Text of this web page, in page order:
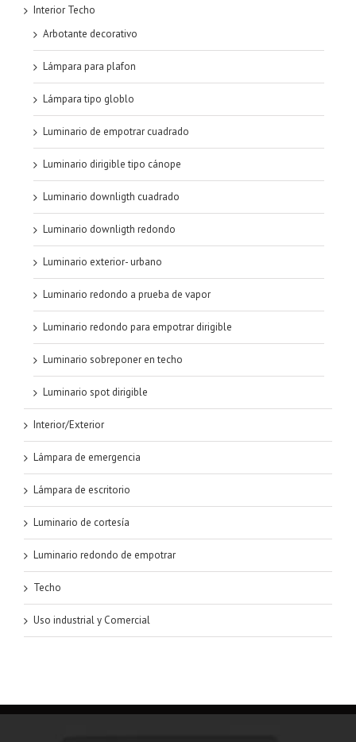
Interior Techo
Arbotante decorativo
Lámpara para plafon
Lámpara tipo globlo
Luminario de empotrar cuadrado
Luminario dirigible tipo cánope
Luminario downligth cuadrado
Luminario downligth redondo
Luminario exterior- urbano
Luminario redondo a prueba de vapor
Luminario redondo para empotrar dirigible
Luminario sobreponer en techo
Luminario spot dirigible
Interior/Exterior
Lámpara de emergencia
Lámpara de escritorio
Luminario de cortesía
Luminario redondo de empotrar
Techo
Uso industrial y Comercial